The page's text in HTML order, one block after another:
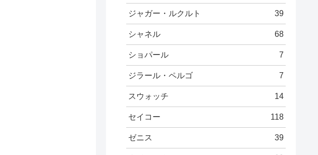
ジャガー・ルクルト 39
シャネル 68
ショパール 7
ジラール・ペルゴ 7
スウォッチ 14
セイコー 118
ゼニス 39